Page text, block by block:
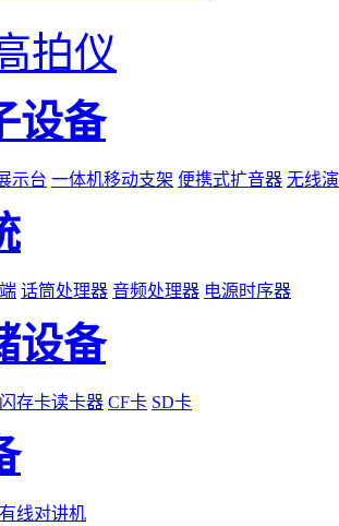
拍仪
设备
示台 一体机移动支架 便携式扩音器 无线
话筒处理器 音频处理器 电源时序器
设备
闪存卡读卡器 CF卡 SD卡
有线对讲机